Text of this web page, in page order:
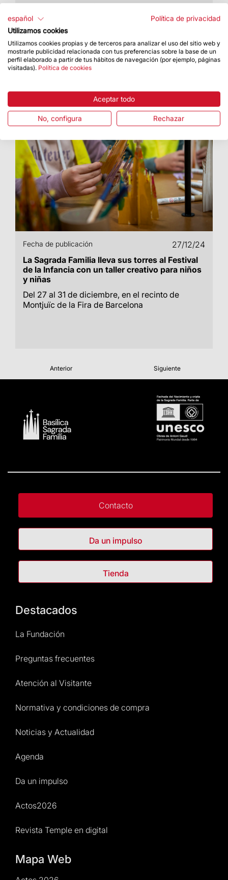
Fecha de publicación
27/12/24
La Sagrada Familia lleva sus torres al Festival
de la Infancia con un taller creativo para niños
y niñas
Del 27 al 31 de diciembre, en el recinto de
Montjuïc de la Fira de Barcelona
Anterior Siguiente
Contacto
Da un impulso
Tienda
Destacados
La Fundación
Preguntas frecuentes
Atención al Visitante
Normativa y condiciones de compra
Noticias y Actualidad
Agenda
Da un impulso
Actos2026
Revista Temple en digital
Mapa Web
español
Política de privacidad
Utilizamos cookies
Utilizamos cookies propias y de terceros para analizar el uso del sitio web y
mostrarle publicidad relacionada con tus preferencias sobre la base de un
perfil elaborado a partir de tus hábitos de navegación (por ejemplo, páginas
visitadas). Política de cookies
Aceptar todo
No, configura Rechazar